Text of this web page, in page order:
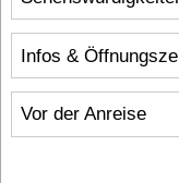
Infos &
Vor der Anreise